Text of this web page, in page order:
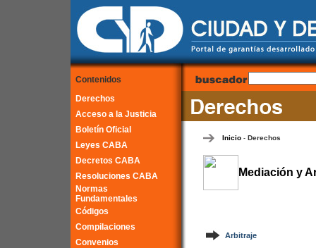
Contenidos
Derechos
Acceso a la Justicia
Boletín Oficial
Leyes CABA
Decretos CABA
Resoluciones CABA
Normas
Fundamentales
Códigos
Compilaciones
Convenios
Inicio - Derechos
Mediación y
Arbitraje